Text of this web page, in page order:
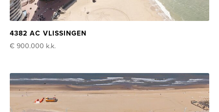
4382 AC VLISSINGEN
€ 900.000 k.k.